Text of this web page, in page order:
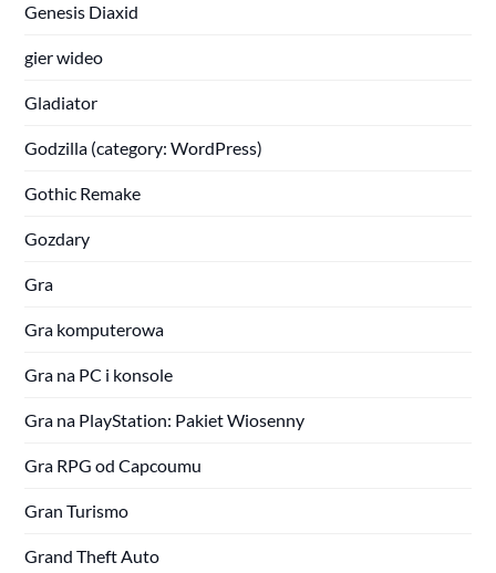
Genesis Diaxid
gier wideo
Gladiator
Godzilla (category: WordPress)
Gothic Remake
Gozdary
Gra
Gra komputerowa
Gra na PC i konsole
Gra na PlayStation: Pakiet Wiosenny
Gra RPG od Capcoumu
Gran Turismo
Grand Theft Auto